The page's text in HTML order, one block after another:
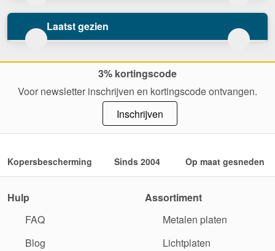
Laatst gezien
3% kortingscode
Voor newsletter inschrijven en kortingscode ontvangen.
Inschrijven
Kopersbescherming Sinds 2004 Op maat gesneden
Hulp
FAQ
Blog
Assortiment
Metalen platen
Lichtplaten